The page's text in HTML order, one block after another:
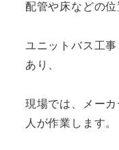
配管や床などの位
ユニットバス工
あり、
現場では、メー
人が作業します。